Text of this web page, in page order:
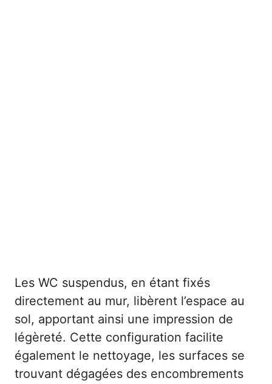
Les WC suspendus, en étant fixés
directement au mur, libèrent l’espace au
sol, apportant ainsi une impression de
légèreté. Cette configuration facilite
également le nettoyage, les surfaces se
trouvant dégagées des encombrements